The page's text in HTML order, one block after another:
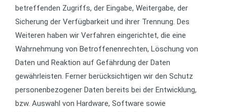
betreffenden Zugriffs, der Eingabe, Weitergabe, der
Sicherung der Verfügbarkeit und ihrer Trennung. Des
Weiteren haben wir Verfahren eingerichtet, die eine
Wahrnehmung von Betroffenenrechten, Löschung von
Daten und Reaktion auf Gefährdung der Daten
gewährleisten. Ferner berücksichtigen wir den Schutz
personenbezogener Daten bereits bei der Entwicklung,
bzw. Auswahl von Hardware, Software sowie